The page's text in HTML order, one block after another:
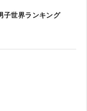
世界ランキング